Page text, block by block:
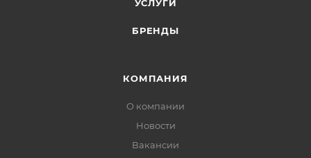
УСЛУГИ
БРЕНДЫ
КОМПАНИЯ
О компании
Новости
Вакансии